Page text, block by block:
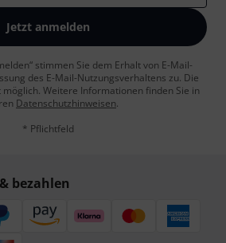
Jetzt anmelden
stimmen Sie dem Erhalt von E-Mail-
des E-Mail-Nutzungsverhaltens zu. Die
Weitere Informationen finden Sie in
Datenschutzhinweisen.
* Pflichtfeld
bezahlen